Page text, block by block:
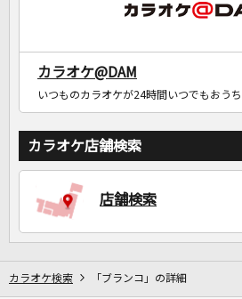
カラオケ@DAM
いつものカラオケが24時間いつでもおうち
カラオケ店舗検索
店舗検索
カラオケ検索 「ブランコ」の詳細